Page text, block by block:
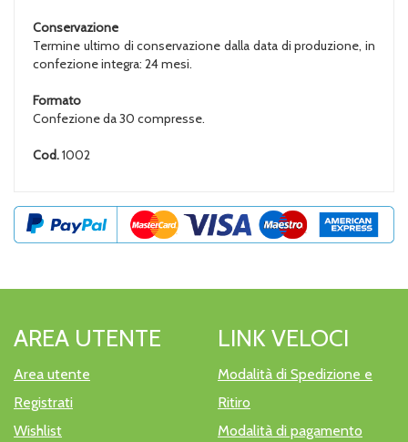
Conservazione
Termine ultimo di conservazione dalla data di produzione, in
confezione integra: 24 mesi.
Formato
Confezione da 30 compresse.
Cod.1002
AREA UTENTE
Area utente
Registrati
Wishlist
LINK VELOCI
Modalità di Spedizione e
Ritiro
Modalità di pagamento